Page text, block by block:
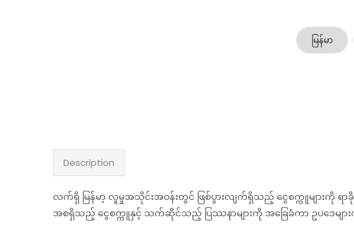
မြန်မာ
Description
လက်ရှိ မြန်မာ့ လူမှုအသိုင်းအဝန်းတွင် ဖြစ်ပွားလျက်ရှိသည့် ငွေစက္ကူများကို ရာခို
အစရှိသည့် ငွေစက္ကူနှင့် သက်ဆိုင်သည့် ပြဿနာများကို အခြေခံကာ ဥပဒေများ